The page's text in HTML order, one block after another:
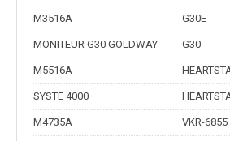
M3516A G30E
MONITEUR G30 GOLDWAY G30
M5516A
SYSTE 4000
M4735A VKR-6855